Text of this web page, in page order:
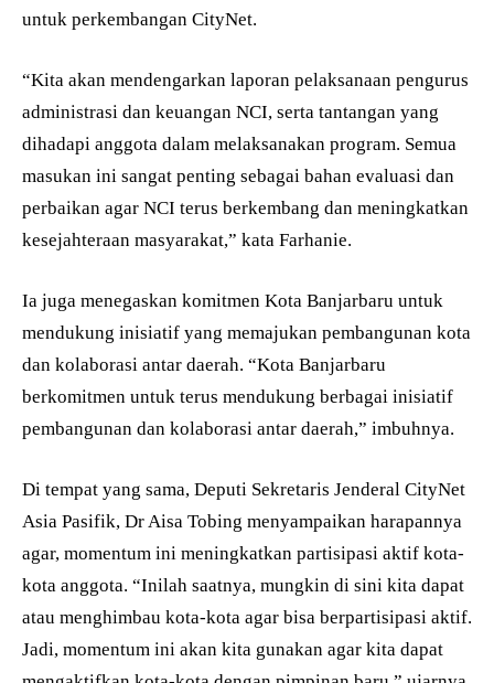
untuk perkembangan CityNet.
“Kita akan mendengarkan laporan pelaksanaan pengurus
administrasi dan keuangan NCI, serta tantangan yang
dihadapi anggota dalam melaksanakan program. Semua
masukan ini sangat penting sebagai bahan evaluasi dan
perbaikan agar NCI terus berkembang dan meningkatkan
kesejahteraan masyarakat,” kata Farhanie.
Ia juga menegaskan komitmen Kota Banjarbaru untuk
mendukung inisiatif yang memajukan pembangunan kota
dan kolaborasi antar daerah. “Kota Banjarbaru
berkomitmen untuk terus mendukung berbagai inisiatif
pembangunan dan kolaborasi antar daerah,” imbuhnya.
Di tempat yang sama, Deputi Sekretaris Jenderal CityNet
Asia Pasifik, Dr Aisa Tobing menyampaikan harapannya
agar, momentum ini meningkatkan partisipasi aktif kota-
kota anggota. “Inilah saatnya, mungkin di sini kita dapat
atau menghimbau kota-kota agar bisa berpartisipasi aktif.
Jadi, momentum ini akan kita gunakan agar kita dapat